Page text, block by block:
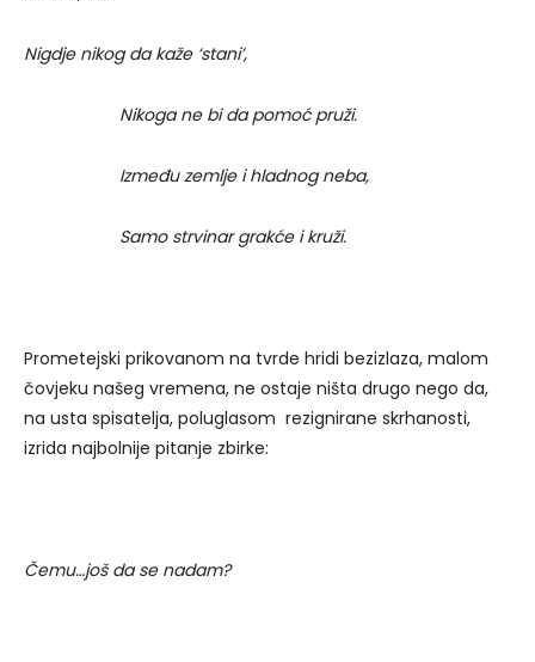
Nigdje nikog da kaže ‘stani’,
Nikoga ne bi da pomoć pruži.
Između zemlje i hladnog neba,
Samo strvinar grakće i kruži.
Prometejski prikovanom na tvrde hridi bezizlaza, malom
čovjeku našeg vremena, ne ostaje ništa drugo nego da,
na usta spisatelja, poluglasom rezignirane skrhanosti,
izrida najbolnije pitanje zbirke:
Čemu…još da se nadam?